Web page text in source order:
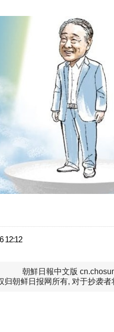
12:12
朝鮮日報中文版
归朝鲜日报网所有, 对于抄袭